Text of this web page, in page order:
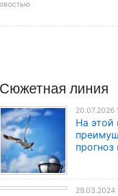
Сюжетная линия
20.07.2026
На этой
29.03.2024